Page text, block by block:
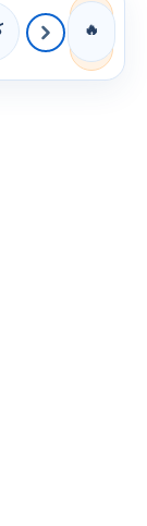
🔥